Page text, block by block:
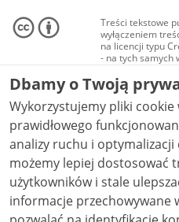
Treści tekstowe
wyłączeniem
na licencji typu
- na tych samych
Materiały
audio i wideo, są
Creative
niekomercyjne -
NC-ND 4.0), o ile
Dbamy o Twoją
Wykorzystujemy pliki cookie
prawidłowego
analizy ruchu i optymalizacji
możemy lepiej dostosować
użytkowników i stale ulepszać nasze
informacje przechowywane